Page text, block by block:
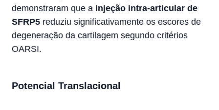
demonstraram que a injeção intra-articular de
SFRP5 reduziu significativamente os escores de
degeneração da cartilagem segundo critérios
OARSI.
Potencial Translacional